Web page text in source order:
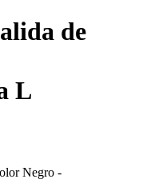
de
L
Negro -